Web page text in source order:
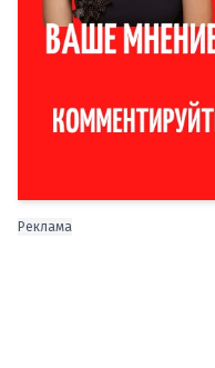
Реклама